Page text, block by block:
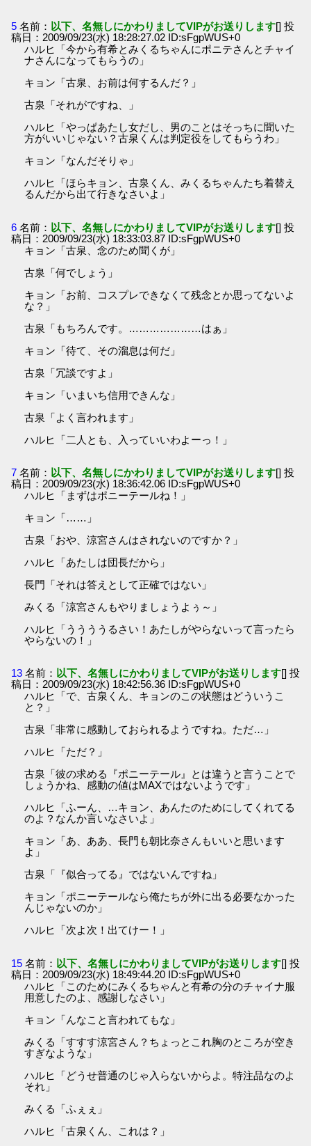
5 名前： 以下、名無しにかわりましてVIPがお送りします[] 投
稿日：2009/09/23(水) 18:28:27.02 ID:sFgpWUS+0
ハルヒ「今から有希とみくるちゃんにポニテさんとチャイ
ナさんになってもらうの」
キョン「古泉、お前は何するんだ？」
古泉「それがですね、」
ハルヒ「やっぱあたし女だし、男のことはそっちに聞いた
方がいいじゃない？古泉くんは判定役をしてもらうわ」
キョン「なんだそりゃ」
ハルヒ「ほらキョン、古泉くん、みくるちゃんたち着替え
るんだから出て行きなさいよ」
6 名前： 以下、名無しにかわりましてVIPがお送りします[] 投
稿日：2009/09/23(水) 18:33:03.87 ID:sFgpWUS+0
キョン「古泉、念のため聞くが」
古泉「何でしょう」
キョン「お前、コスプレできなくて残念とか思ってないよ
な？」
古泉「もちろんです。…………………はぁ」
キョン「待て、その溜息は何だ」
古泉「冗談ですよ」
キョン「いまいち信用できんな」
古泉「よく言われます」
ハルヒ「二人とも、入っていいわよーっ！」
7 名前： 以下、名無しにかわりましてVIPがお送りします[] 投
稿日：2009/09/23(水) 18:36:42.06 ID:sFgpWUS+0
ハルヒ「まずはポニーテールね！」
キョン「……」
古泉「おや、涼宮さんはされないのですか？」
ハルヒ「あたしは団長だから」
長門「それは答えとして正確ではない」
みくる「涼宮さんもやりましょうよぅ～」
ハルヒ「ううううるさい！あたしがやらないって言ったら
やらないの！」
13 名前： 以下、名無しにかわりましてVIPがお送りします[] 投
稿日：2009/09/23(水) 18:42:56.36 ID:sFgpWUS+0
ハルヒ「で、古泉くん、キョンのこの状態はどういうこ
と？」
古泉「非常に感動しておられるようですね。ただ…」
ハルヒ「ただ？」
古泉「彼の求める『ポニーテール』とは違うと言うことで
しょうかね、感動の値はMAXではないようです」
ハルヒ「ふーん、…キョン、あんたのためにしてくれてる
のよ？なんか言いなさいよ」
キョン「あ、ああ、長門も朝比奈さんもいいと思います
よ」
古泉「『似合ってる』ではないんですね」
キョン「ポニーテールなら俺たちが外に出る必要なかった
んじゃないのか」
ハルヒ「次よ次！出てけー！」
15 名前： 以下、名無しにかわりましてVIPがお送りします[] 投
稿日：2009/09/23(水) 18:49:44.20 ID:sFgpWUS+0
ハルヒ「このためにみくるちゃんと有希の分のチャイナ服
用意したのよ、感謝しなさい」
キョン「んなこと言われてもな」
みくる「すすす涼宮さん？ちょっとこれ胸のところが空き
すぎなような」
ハルヒ「どうせ普通のじゃ入らないからよ。特注品なのよ
それ」
みくる「ふぇぇ」
ハルヒ「古泉くん、これは？」